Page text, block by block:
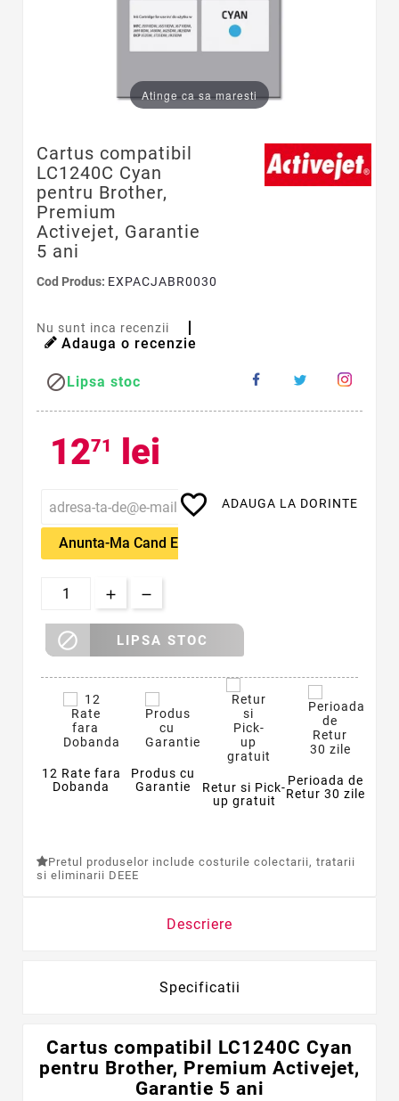
Atinge ca sa maresti
Cartus compatibil
LC1240C Cyan
pentru Brother,
Premium
Activejet, Garantie
5 ani
Cod Produs: EXPACJABR0030
Nu sunt inca recenzii
Adauga o recenzie
Lipsa stoc
1271 lei
Anunta-Ma Cand Este Disponibil
favorite_border ADAUGA LA DORINTE
 LIPSA STOC
12 Rate fara
Dobanda
Produs cu
Garantie
Retur si Pick-
up gratuit
Perioada de
Retur 30 zile
Pretul produselor include costurile colectarii, tratarii
si eliminarii DEEE
Descriere
Specificatii
Cartus compatibil LC1240C Cyan
pentru Brother, Premium Activejet,
Garantie 5 ani